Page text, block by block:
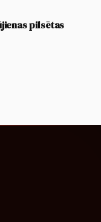
pilsētas